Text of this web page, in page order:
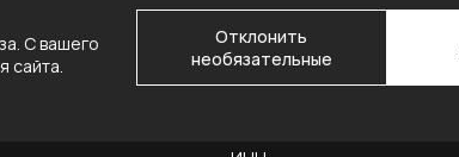
С вашего
сайта.
Отклонить
необязательные